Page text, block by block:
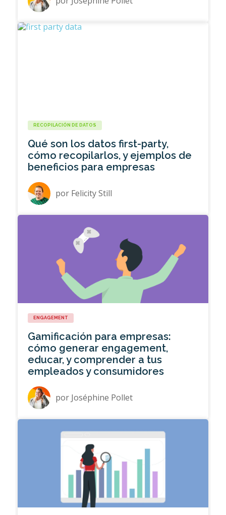
RECOPILACIÓN DE DATOS
Qué son los datos first-party,
cómo recopilarlos, y ejemplos de
beneficios para empresas
por Felicity Still
ENGAGEMENT
Gamificación para empresas:
cómo generar engagement,
educar, y comprender a tus
empleados y consumidores
por Joséphine Pollet